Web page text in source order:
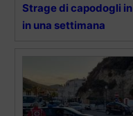
Strage di capodogli
in una settimana